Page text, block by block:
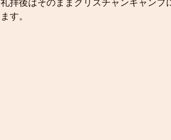
礼拝後はそのままクリスチャンキャンプ
ます。